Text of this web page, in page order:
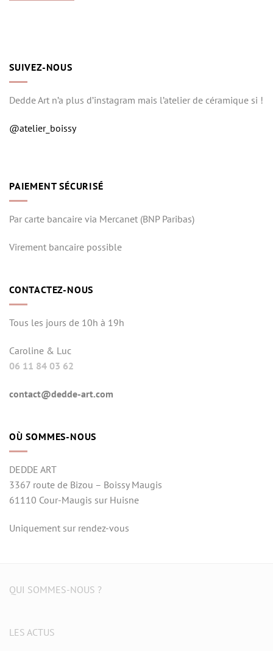
SUIVEZ-NOUS
Dedde Art n’a plus d’instagram mais l’atelier de céramique si !
@atelier_boissy
PAIEMENT SÉCURISÉ
Par carte bancaire via Mercanet (BNP Paribas)
Virement bancaire possible
CONTACTEZ-NOUS
Tous les jours de 10h à 19h
Caroline & Luc
06 11 84 03 62
contact@dedde-art.com
OÙ SOMMES-NOUS
DEDDE ART
3367 route de Bizou – Boissy Maugis
61110 Cour-Maugis sur Huisne
Uniquement sur rendez-vous
QUI SOMMES-NOUS ?
LES ACTUS